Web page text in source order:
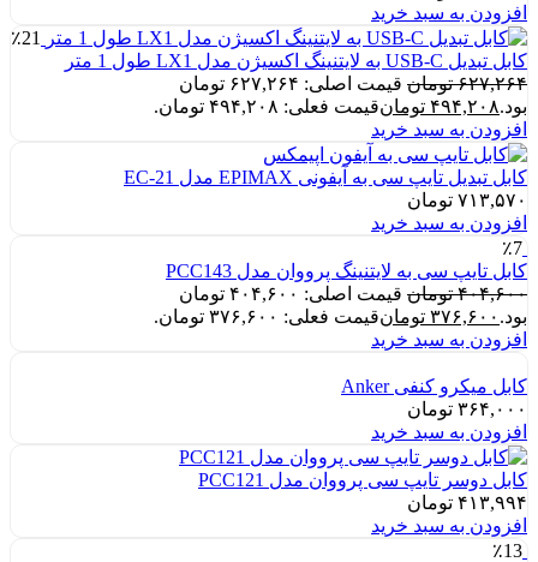
افزودن به سبد خرید
٪21
کابل تبدیل USB-C به لایتنینگ اکسیژن مدل LX1 طول 1 متر
۶۲۷,۲۶۴ تومان
قیمت اصلی: ۶۲۷,۲۶۴ تومان
بود.۴۹۴,۲۰۸ تومانقیمت فعلی: ۴۹۴,۲۰۸ تومان.
افزودن به سبد خرید
کابل تبدیل تایپ سی به آیفونی EPIMAX مدل EC-21
۷۱۳,۵۷۰ تومان
افزودن به سبد خرید
٪7
کابل تایپ سی به لایتنینگ پرووان مدل PCC143
۴۰۴,۶۰۰ تومان
قیمت اصلی: ۴۰۴,۶۰۰ تومان
بود. ۳۷۶,۶۰۰ تومانقیمت فعلی: ۳۷۶,۶۰۰ تومان.
افزودن به سبد خرید
کابل میکرو کنفی Anker
۳۶۴,۰۰۰ تومان
افزودن به سبد خرید
کابل دوسر تایپ سی پرووان مدل PCC121
۴۱۳,۹۹۴ تومان
افزودن به سبد خرید
٪13